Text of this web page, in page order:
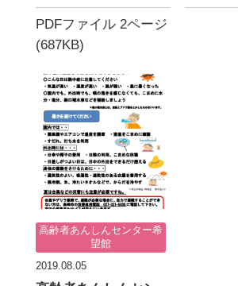
PDFファイル 2ページ
(687KB)
高齢者あんしんセンター希
望館
2019.08.05